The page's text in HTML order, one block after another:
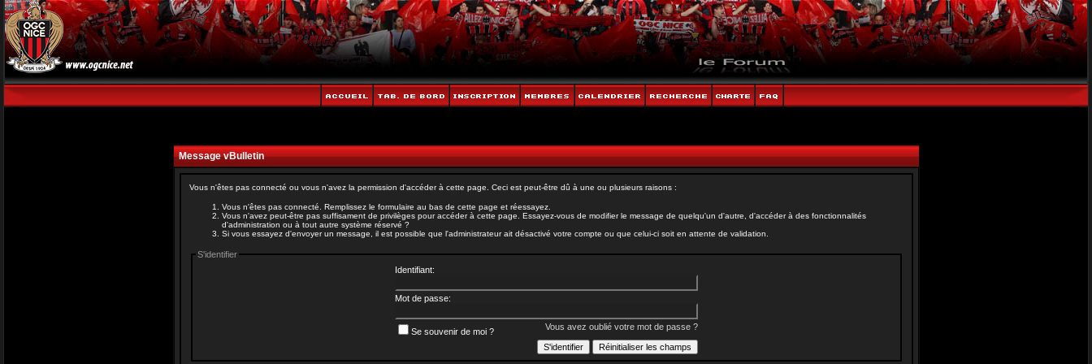
Message vBulletin
Vous n'êtes pas connecté ou vous n'avez la permission d'accéder à cette page. Ceci est peut-être dû à une ou plusieurs raisons :
Vous n'êtes pas connecté. Remplissez le formulaire au bas de cette page et réessayez.
Vous n'avez peut-être pas suffisament de privilèges pour accéder à cette page. Essayez-vous de modifier le message de quelqu'un d'autre, d'accéder à des fonctionnalités
d'administration ou à tout autre système réservé ?
Si vous essayez d'envoyer un message, il est possible que l'administrateur ait désactivé votre compte ou que celui-ci soit en attente de validation.
S'identifier
Identifiant:
Mot de passe:
Vous avez oublié votre mot de passe ?
Se souvenir de moi ?